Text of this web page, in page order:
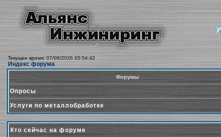
Текущее время: 07/08/2026 05:54:42
Индекс форума
Форумы
Опросы
Услуги по металлобработке
Кто сейчас на форуме